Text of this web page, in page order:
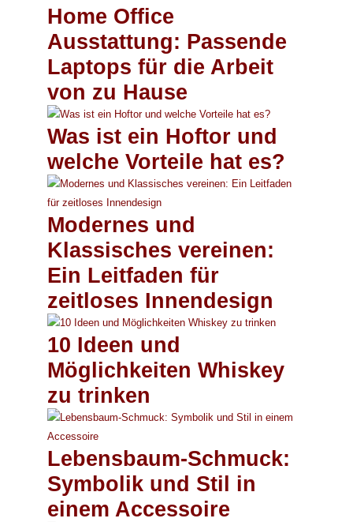
Home Office
Ausstattung: Passende
Laptops für die Arbeit
von zu Hause
Was ist ein Hoftor und
welche Vorteile hat es?
Modernes und
Klassisches vereinen:
Ein Leitfaden für
zeitloses Innendesign
10 Ideen und
Möglichkeiten Whiskey
zu trinken
Lebensbaum-Schmuck:
Symbolik und Stil in
einem Accessoire